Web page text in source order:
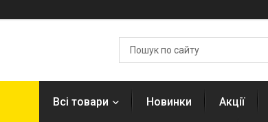
Всі товари Новинки Акції